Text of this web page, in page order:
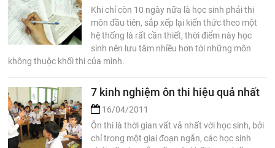
Khi chỉ còn 10 ngày nữa là học sinh phải thi
môn đầu tiên, sắp xếp lại kiến thức theo một
hệ thống là rất cần thiết, thời điểm này học
sinh nên lưu tâm nhiều hơn tới những môn
không thuộc khối thi của mình.
7 kinh nghiệm ôn thi hiệu quả nhất
16/04/2011
Ôn thi là thời gian vất vả nhất với học sinh, bởi
chỉ trong một giai đoạn ngắn, các học sinh